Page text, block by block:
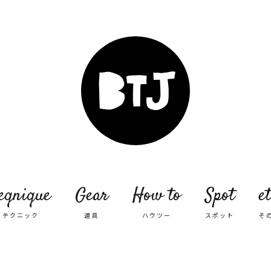
テクニック
Gear
道具
How to
ハウツー
Spot
スポット そ